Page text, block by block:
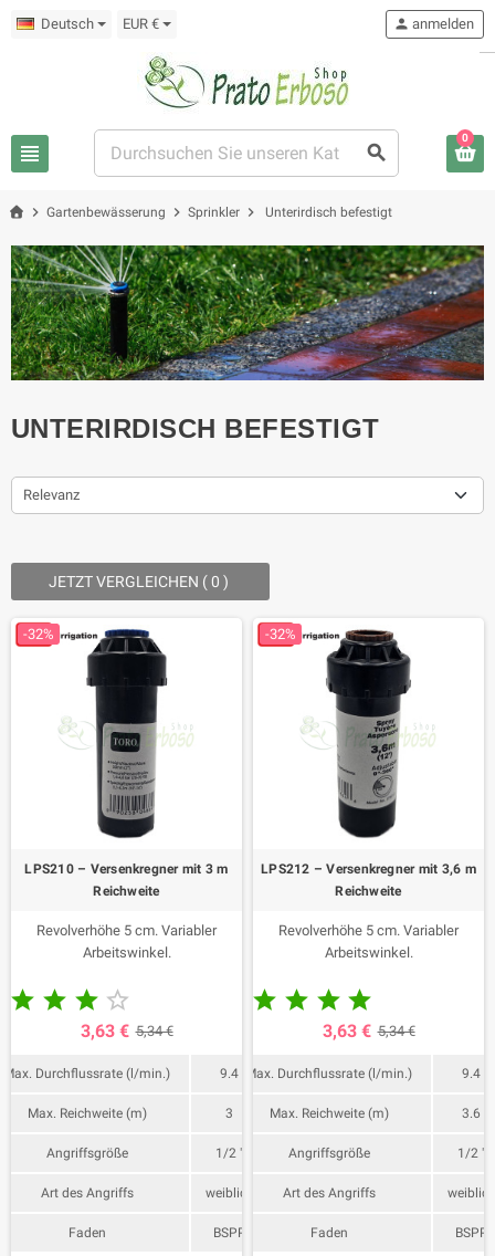
Deutsch EUR €
view_headline search
person anmelden
0
chevron_right Gartenbewässerung chevron_right Sprinkler chevron_right Unterirdisch befestigt
UNTERIRDISCH BEFESTIGT
Relevanz
JETZT VERGLEICHEN (0) ‎
-32%
LPS210 – Versenkregner mit 3 m
Reichweite
Revolverhöhe 5 cm. Variabler
Arbeitswinkel.
   
3,63 € 5,34 €
Max. Durchflussrate (l/min.) 9.4
Max. Reichweite (m) 3
Angriffsgröße 1/2 "
Art des Angriffs weiblich
Faden BSPP
-32%
LPS212 – Versenkregner mit 3,6 m
Reichweite
Revolverhöhe 5 cm. Variabler
Arbeitswinkel.
   
3,63 € 5,34 €
Max. Durchflussrate (l/min.) 9.4
Max. Reichweite (m) 3.6
Angriffsgröße 1/2 "
Art des Angriffs weiblich
Faden BSPP